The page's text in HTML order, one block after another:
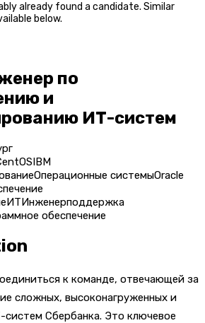
already found a candidate. Similar
below.
по
и
ИТ-систем
IBM
Операционные системыOracle
ИТИнженерподдержка
обеспечение
к команде, отвечающей за
сложных, высоконагруженных и
Сбербанка. Это ключевое